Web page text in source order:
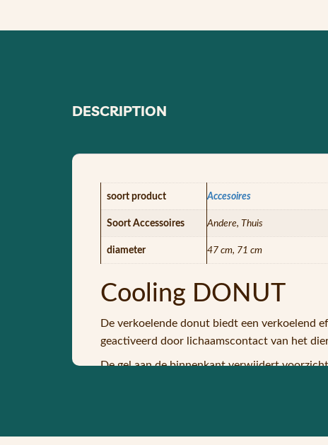
DESCRIPTION
soort product Accesoires
Soort Accessoires Andere, Thuis
diameter 47 cm, 71 cm
Cooling DONUT
De verkoelende donut biedt een verkoelend
geactiveerd door lichaamscontact van het
De gel aan de binnenkant verwijdert